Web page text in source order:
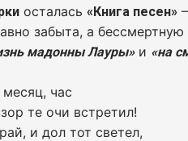
осталась«Книга песен»
забыта, а бессмертную
мадонны Лауры»и «на
час
те очи встретил!
и дол тот светел,